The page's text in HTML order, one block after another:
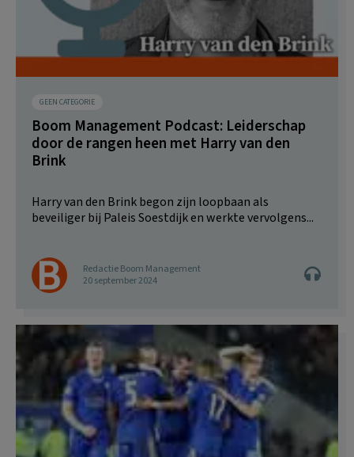
GEEN CATEGORIE
Boom Management Podcast: Leiderschap
door de rangen heen met Harry van den
Brink
Harry van den Brink begon zijn loopbaan als
beveiliger bij Paleis Soestdijk en werkte vervolgens...
Redactie Boom Management
20 september 2024